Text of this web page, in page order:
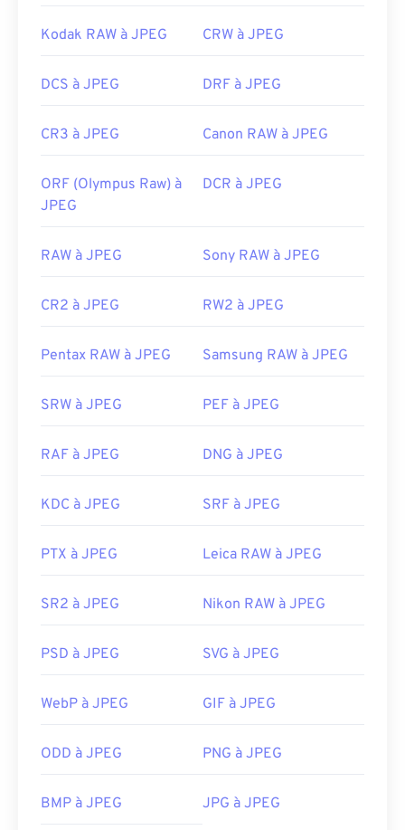
Kodak RAW à JPEG CRW à JPEG
DCS à JPEG DRF à JPEG
CR3 à JPEG Canon RAW à JPEG
ORF (Olympus Raw) à
JPEG
DCR à JPEG
RAW à JPEG Sony RAW à JPEG
CR2 à JPEG RW2 à JPEG
Pentax RAW à JPEG Samsung RAW à JPEG
SRW à JPEG PEF à JPEG
RAF à JPEG DNG à JPEG
KDC à JPEG SRF à JPEG
PTX à JPEG Leica RAW à JPEG
SR2 à JPEG Nikon RAW à JPEG
PSD à JPEG SVG à JPEG
WebP à JPEG GIF à JPEG
ODD à JPEG PNG à JPEG
BMP à JPEG JPG à JPEG